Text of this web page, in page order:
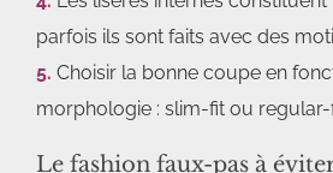
parfois ils sont faits avec des
5. Choisir la bonne coupe en
morphologie : slim-fit ou regular-
Le fashion faux-pas à